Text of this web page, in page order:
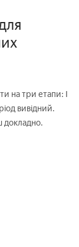
на три етапи: I
вивідний.
докладно.